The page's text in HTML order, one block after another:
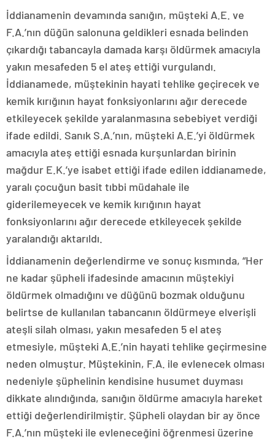
İddianamenin devamında sanığın, müşteki A.E. ve
F.A.’nın düğün salonuna geldikleri esnada belinden
çıkardığı tabancayla damada karşı öldürmek amacıyla
yakın mesafeden 5 el ateş ettiği vurgulandı.
İddianamede, müştekinin hayati tehlike geçirecek ve
kemik kırığının hayat fonksiyonlarını ağır derecede
etkileyecek şekilde yaralanmasına sebebiyet verdiği
ifade edildi. Sanık S.A.’nın, müşteki A.E.’yi öldürmek
amacıyla ateş ettiği esnada kurşunlardan birinin
mağdur E.K.’ye isabet ettiği ifade edilen iddianamede,
yaralı çocuğun basit tıbbi müdahale ile
giderilemeyecek ve kemik kırığının hayat
fonksiyonlarını ağır derecede etkileyecek şekilde
yaralandığı aktarıldı.
İddianamenin değerlendirme ve sonuç kısmında, “Her
ne kadar şüpheli ifadesinde amacının müştekiyi
öldürmek olmadığını ve düğünü bozmak olduğunu
belirtse de kullanılan tabancanın öldürmeye elverişli
ateşli silah olması, yakın mesafeden 5 el ateş
etmesiyle, müşteki A.E.’nin hayati tehlike geçirmesine
neden olmuştur. Müştekinin, F.A. ile evlenecek olması
nedeniyle şüphelinin kendisine husumet duyması
dikkate alındığında, sanığın öldürme amacıyla hareket
ettiği değerlendirilmiştir. Şüpheli olaydan bir ay önce
F.A.’nın müşteki ile evleneceğini öğrenmesi üzerine